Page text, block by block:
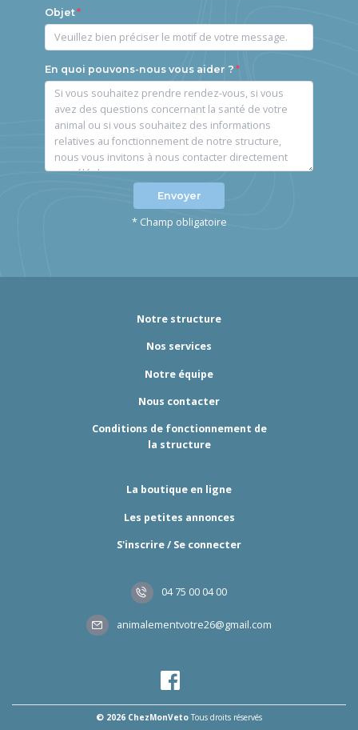
Objet
En quoi pouvons-nous vous aider ?
Envoyer
* Champ obligatoire
Notre structure
Nos services
Notre équipe
Nous contacter
Conditions de fonctionnement de
la structure
La boutique en ligne
Les petites annonces
S'inscrire / Se connecter
04 75 00 04 00
animalementvotre26@gmail.com
© 2026 ChezMonVeto Tous droits réservés